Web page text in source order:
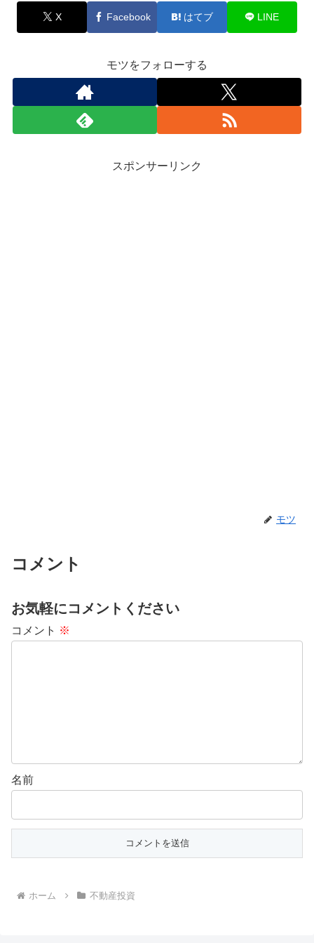
X Facebook はてブ LINE
モツをフォローする
スポンサーリンク
モツ
コメント
お気軽にコメントください
コメント ※
名前
ホーム 不動産投資